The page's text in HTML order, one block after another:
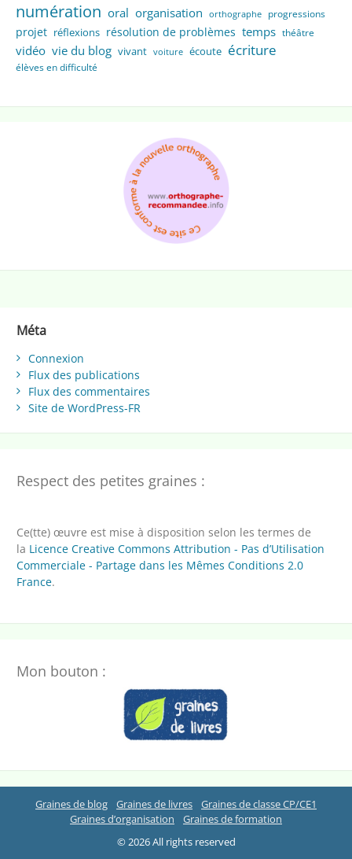
numération oral organisation orthographe progressions
projet réflexions résolution de problèmes temps théâtre
vidéo vie du blog vivant voiture écoute écriture
élèves en difficulté
Méta
Connexion
Flux des publications
Flux des commentaires
Site de WordPress-FR
Respect des petites graines :
Ce(tte) œuvre est mise à disposition selon les termes de
la Licence Creative Commons Attribution - Pas d’Utilisation
Commerciale - Partage dans les Mêmes Conditions 2.0
France.
Mon bouton :
Graines de blog Graines de livres
Graines de classe CP/CE1
Graines d’organisation
Graines de formation
© 2026 All rights reserved